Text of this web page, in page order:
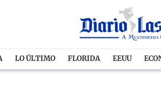
LO ÚLTIMO FLORIDA EEUU